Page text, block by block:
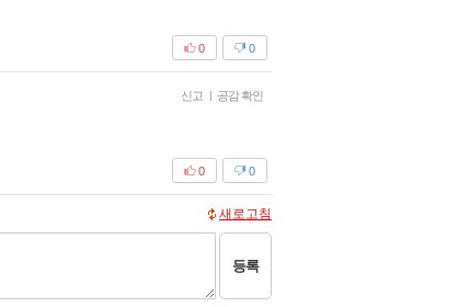
0
0
신고 | 공감 확인
0
0
새로고침
등록